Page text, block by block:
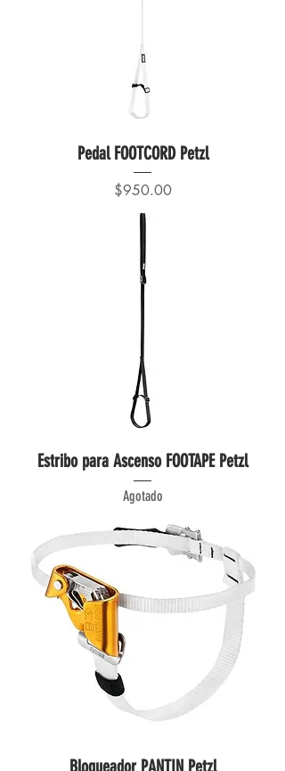
Pedal FOOTCORD Petzl
Precio
$950.00
Estribo para Ascenso FOOTAPE Petzl
Agotado